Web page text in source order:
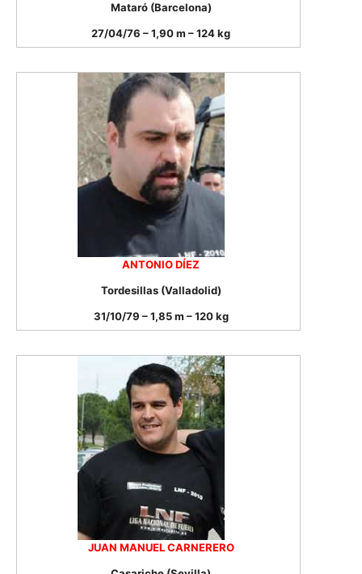
Mataró (Barcelona)
27/04/76 – 1,90 m – 124 kg
ANTONIO DÍEZ
Tordesillas (Valladolid)
31/10/79 – 1,85 m – 120 kg
JUAN MANUEL CARNERERO